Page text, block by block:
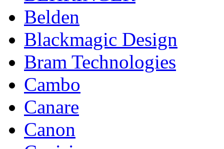
Belden
Blackmagic Design
Bram Technologies
Cambo
Canare
Canon